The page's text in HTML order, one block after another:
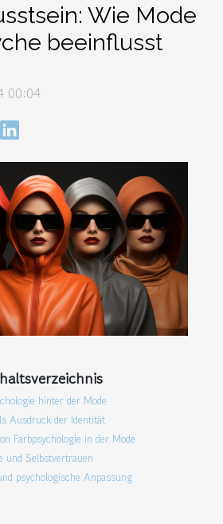
Wie Mode
beeinflusst
00:04
hinter der Mode
Ausdruck der Identität
Farbpsychologie in der Mode
und Selbstvertrauen
psychologische Anpassung